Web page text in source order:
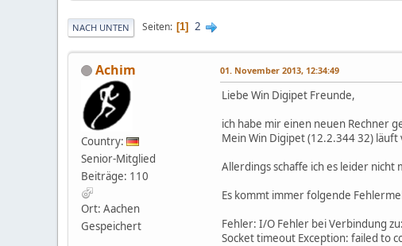
NACH UNTEN Seiten 1 2
Achim
Country:
Senior-Mitglied
Beiträge: 110
Ort: Aachen
Gespeichert
01. November 2013, 12:34:49
Liebe Win Digipet Freunde,
ich habe mir einen neuen Rechner
Mein Win Digipet (12.2.344 32)
Allerdings schaffe ich es leider nicht
Es kommt immer folgende
Fehler: I/O Fehler bei Verbindung
Socket timeout Exception: failed to